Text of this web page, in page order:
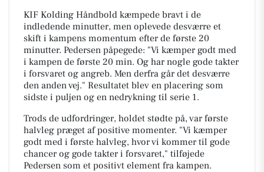
KIF Kolding Håndbold kæmpede bravt i de
indledende minutter, men oplevede desværre et
skift i kampens momentum efter de første 20
minutter. Pedersen påpegede: "Vi kæmper godt med
i kampen de første 20 min. Og har nogle gode takter
i forsvaret og angreb. Men derfra går det desværre
den anden vej." Resultatet blev en placering som
sidste i puljen og en nedrykning til serie 1.
Trods de udfordringer, holdet stødte på, var første
halvleg præget af positive momenter. "Vi kæmper
godt med i første halvleg, hvor vi kommer til gode
chancer og gode takter i forsvaret," tilføjede
Pedersen som et positivt element fra kampen.